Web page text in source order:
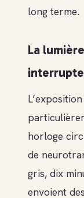
long terme.
La
horloge
de
gris, dix
envoient